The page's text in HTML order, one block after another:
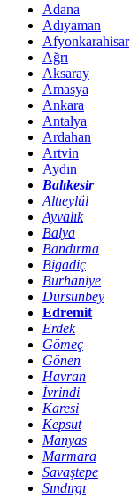
Adana
Adıyaman
Afyonkarahisar
Ağrı
Aksaray
Amasya
Ankara
Antalya
Ardahan
Artvin
Aydın
Balıkesir
Altıeylül
Ayvalık
Balya
Bandırma
Bigadiç
Burhaniye
Dursunbey
Edremit
Erdek
Gömeç
Gönen
Havran
İvrindi
Karesi
Kepsut
Manyas
Marmara
Savaştepe
Sındırgı